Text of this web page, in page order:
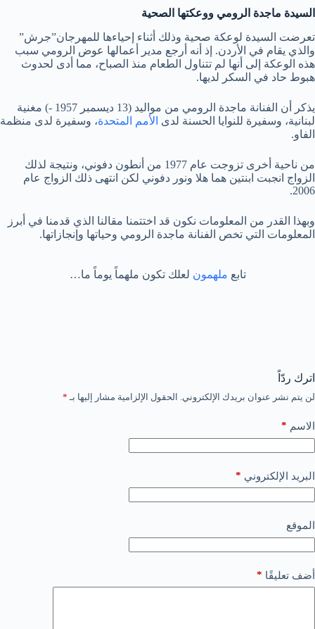
السيدة ماجدة الرومي ووعكتها الصحية
تعرضت السيدة لوعكة صحية وذلك أثناء إحياءها للمهرجان”جرش”
والذي يقام في الأردن. إذ أنه أرجع مدير أعمالها عوض الرومي سبب
هذه الوعكة إلى أنها لم تتناول الطعام منذ الصباح، مما أدى لحدوث
هبوط حاد في السكر لديها.
يذكر أن الفنانة ماجدة الرومي من مواليد (13 ديسمبر 1957 -) مغنية
لبنانية، وسفيرة للنوايا الحسنة لدى الأمم المتحدة، وسفيرة لدى منظمة
الفاو.
من ناحية أخرى تزوجت عام 1977 من أنطون دفوني، ونتيجة لذلك
الزواج انجبت ابنتين هما هلا ونور دفوني لكن انتهى ذلك الزواج عام
2006.
وبهذا القدر من المعلومات نكون قد اختتمنا مقالنا الذي قدمنا في أبرز
المعلومات التي تخص الفنانة ماجدة الرومي وحياتها وإنجازاتها.
تابع ملهمون لعلك تكون ملهماً يوماً ما…
اترك ردّاً
لن يتم نشر عنوان بريدك الإلكتروني. الحقول الإلزامية مشار إليها بـ *
الاسم *
البريد الإلكتروني *
الموقع
أضف تعليقًا *